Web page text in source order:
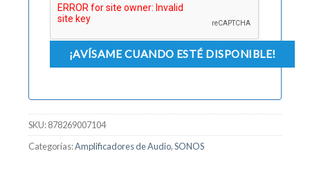
SKU:878269007104
Categorías:Amplificadores de Audio,SONOS